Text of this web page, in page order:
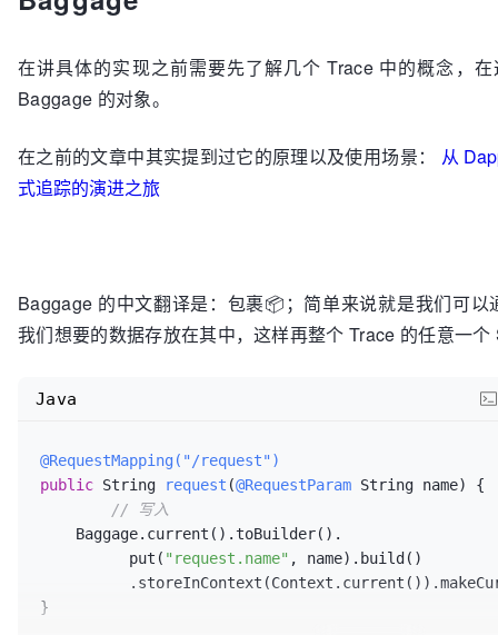
在讲具体的实现之前需要先了解几个 Trace 中的概念，
Baggage 的对象。
在之前的文章中其实提到过它的原理以及使用场景： 从
式追踪的演进之旅
Baggage 的中文翻译是：包裹📦；简单来说就是我们可
我们想要的数据存放在其中，这样再整个 Trace 的任意一
@RequestMapping("/request")
public String request (@RequestParam String name)
// 写入
          put(
"request.name" , name).build()
}
Java